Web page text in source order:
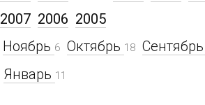
Ноябрь 6 Октябрь 18 Сентябрь
Январь 11
2007 2006 2005